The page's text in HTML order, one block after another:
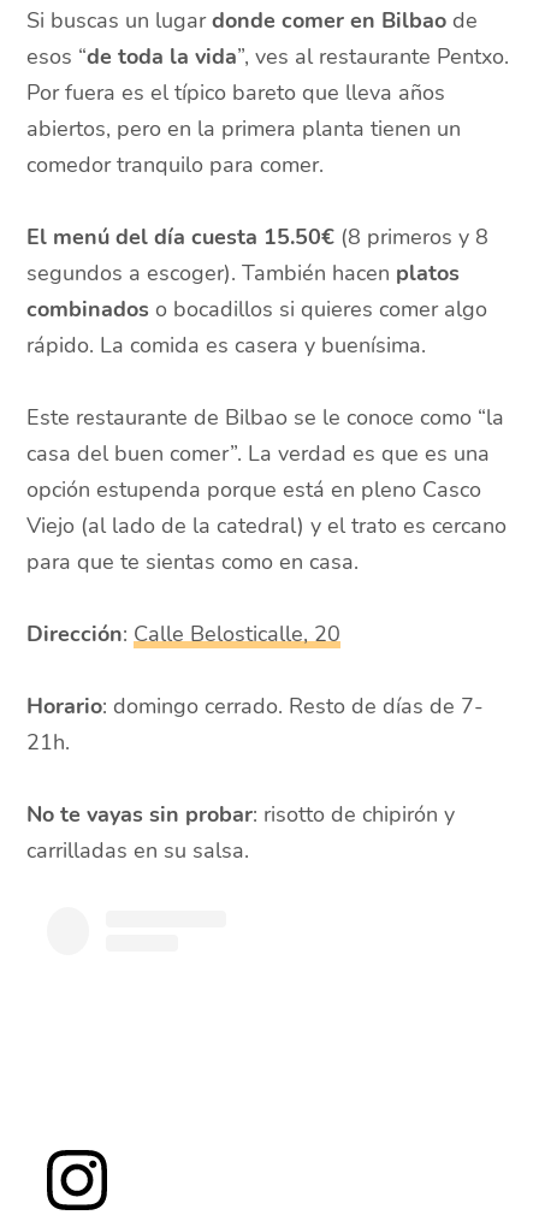
Si buscas un lugardonde comer en Bilbao de
esos “de toda la vida”, ves al restaurante Pentxo.
Por fuera es el típico bareto que lleva años
abiertos, pero en la primera planta tienen un
comedor tranquilo para comer.
El menú del día cuesta 15.50€ (8 primeros y 8
segundos a escoger). También hacen platos
combinados o bocadillos si quieres comer algo
rápido. La comida es casera y buenísima.
Este restaurante de Bilbao se le conoce como “la
casa del buen comer”. La verdad es que es una
opción estupenda porque está en pleno Casco
Viejo (al lado de la catedral) y el trato es cercano
para que te sientas como en casa.
Dirección: Calle Belosticalle, 20
Horario: domingo cerrado. Resto de días de 7-
21h.
No te vayas sin probar: risotto de chipirón y
carrilladas en su salsa.